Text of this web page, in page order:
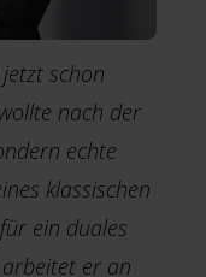
schon
nach der
echte
klassischen
ein duales
er an